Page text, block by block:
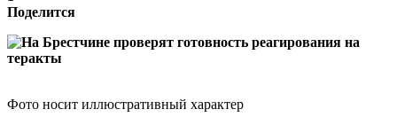
Поделится
Фото носит иллюстративный характер